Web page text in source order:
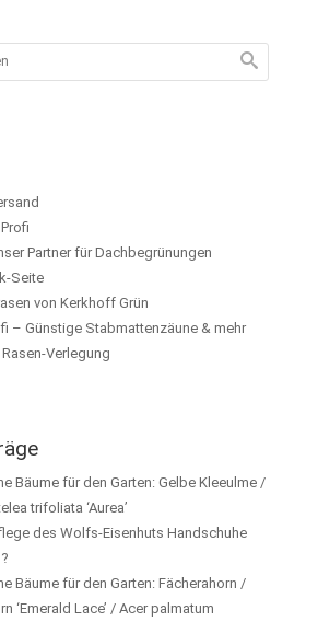
Partner für Dachbegrünungen
Seite
von Kerkhoff Grün
– Günstige Stabmattenzäune & mehr
Verlegung
Bäume für den Garten: Gelbe Kleeulme /
trifoliata ‘Aurea’
des Wolfs-Eisenhuts Handschuhe
Bäume für den Garten: Fächerahorn /
‘Emerald Lace’ / Acer palmatum